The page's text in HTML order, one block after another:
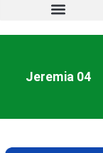
Jeremia 04